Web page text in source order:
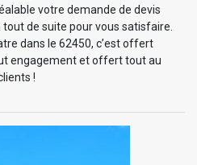
votre demande de devis
de suite pour vous satisfaire.
dans le 62450, c’est offert
engagement et offert tout au
!